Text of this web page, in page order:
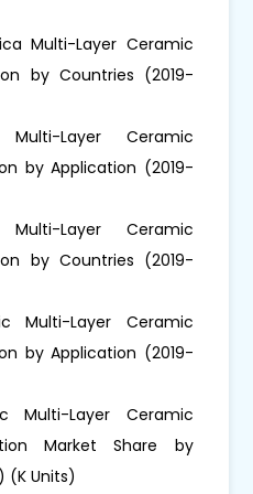
Multi-Layer Ceramic
by Countries (2019-
Layer Ceramic
by Application (2019-
Layer Ceramic
by Countries (2019-
Multi-Layer Ceramic
by Application (2019-
Multi-Layer Ceramic
Market Share by
(K Units)